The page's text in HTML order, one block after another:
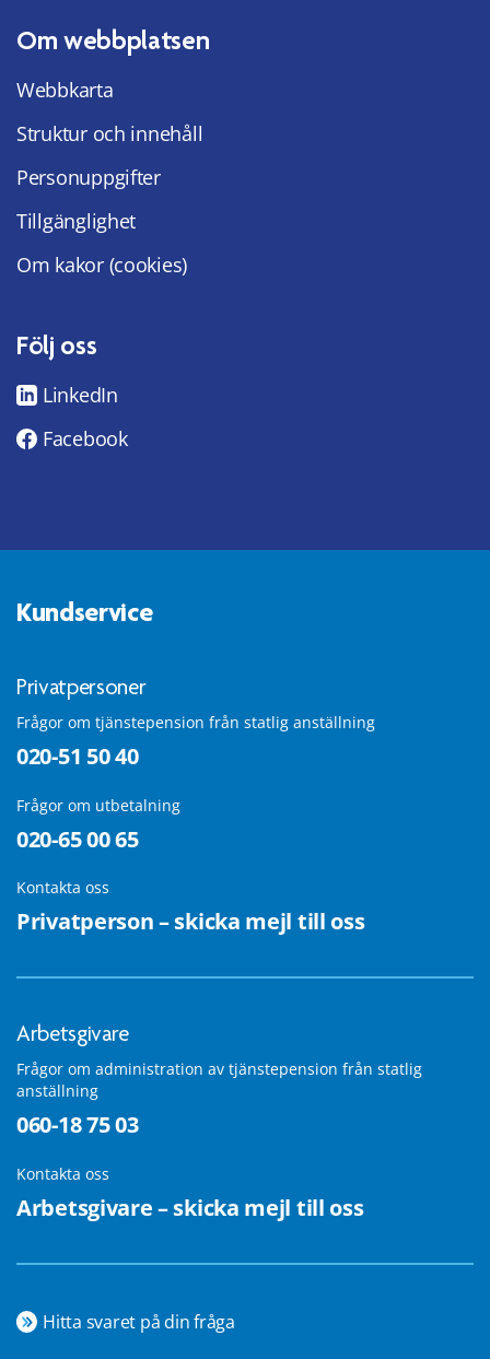
Om webbplatsen
Webbkarta
Struktur och innehåll
Personuppgifter
Tillgänglighet
Om kakor (cookies)
Följ oss
LinkedIn
Facebook
Kundservice
Privatpersoner
Frågor om tjänstepension från statlig anställning
020-51 50 40
Frågor om utbetalning
020-65 00 65
Kontakta oss
Privatperson – skicka mejl till oss
Arbetsgivare
Frågor om administration av tjänstepension från statlig
anställning
060-18 75 03
Kontakta oss
Arbetsgivare – skicka mejl till oss
Hitta svaret på din fråga